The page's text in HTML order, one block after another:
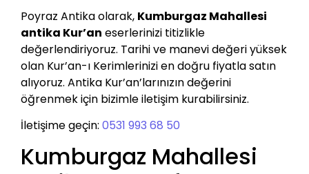
Poyraz Antika olarak, Kumburgaz Mahallesi
antika Kur’an eserlerinizi titizlikle
değerlendiriyoruz. Tarihi ve manevi değeri yüksek
olan Kur’an-ı Kerimlerinizi en doğru fiyatla satın
alıyoruz. Antika Kur’an’larınızın değerini
öğrenmek için bizimle iletişim kurabilirsiniz.
İletişime geçin: 0531 993 68 50
Kumburgaz Mahallesi